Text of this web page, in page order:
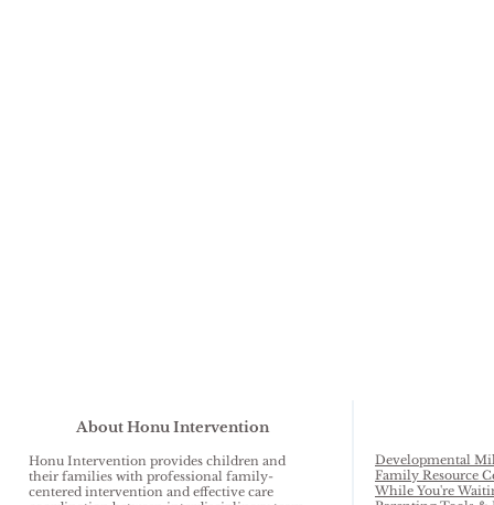
About Honu Intervention
Honu Intervention provides children and
their families with professional family-
centered intervention and effective care
Developmental
Family Resource
While You're